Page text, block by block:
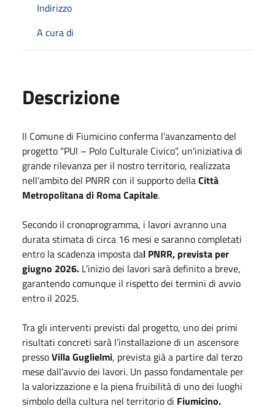
Indirizzo
A cura di
Descrizione
Il Comune di Fiumicino conferma l’avanzamento del
progetto “PUI – Polo Culturale Civico”, un'iniziativa di
grande rilevanza per il nostro territorio, realizzata
nell’ambito del PNRR con il supporto dellaCittà
Metropolitana di Roma Capitale.
Secondo il cronoprogramma, i lavori avranno una
durata stimata di circa 16 mesi e saranno completati
entro la scadenza imposta dal PNRR, prevista per
giugno 2026. L’inizio dei lavori sarà definito a breve,
garantendo comunque il rispetto dei termini di avvio
entro il 2025.
Tra gli interventi previsti dal progetto, uno dei primi
risultati concreti sarà l’installazione di un ascensore
pressoVilla Guglielmi, prevista già a partire dal terzo
mese dall’avvio dei lavori. Un passo fondamentale per
la valorizzazione e la piena fruibilità di uno dei luoghi
simbolo della cultura nel territorio di Fiumicino.